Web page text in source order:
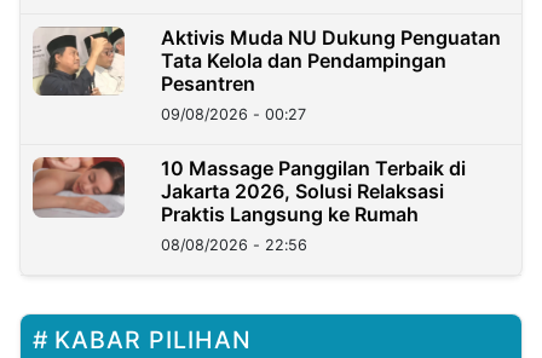
Aktivis Muda NU Dukung Penguatan
Tata Kelola dan Pendampingan
Pesantren
09/08/2026 - 00:27
10 Massage Panggilan Terbaik di
Jakarta 2026, Solusi Relaksasi
Praktis Langsung ke Rumah
08/08/2026 - 22:56
KABAR PILIHAN